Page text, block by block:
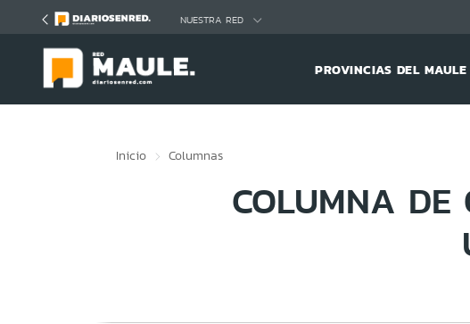
NUESTRA RED
PROVINCIAS DEL MAULE
Inicio Columnas
COLUMNA DE